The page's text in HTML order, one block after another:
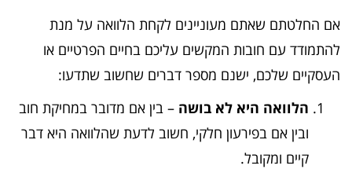
אם החלטתם שאתם מעוניינים לקחת הלוואה על מנת
להתמודד עם חובות המקשים עליכם בחיים הפרטיים או
העסקיים שלכם, ישנם מספר דברים שחשוב שתדעו:
הלוואה היא לא בושה – בין אם מדובר במחיקת חוב
ובין אם בפירעון חלקי, חשוב לדעת שהלוואה היא דבר
קיים ומקובל.